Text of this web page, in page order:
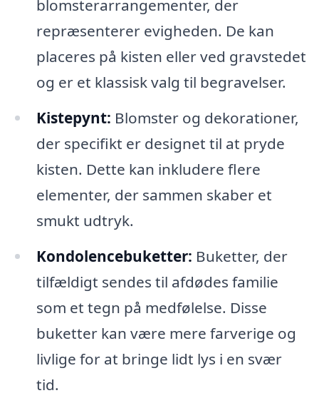
blomsterarrangementer, der
repræsenterer evigheden. De kan
placeres på kisten eller ved gravstedet
og er et klassisk valg til begravelser.
Kistepynt: Blomster og dekorationer,
der specifikt er designet til at pryde
kisten. Dette kan inkludere flere
elementer, der sammen skaber et
smukt udtryk.
Kondolencebuketter: Buketter, der
tilfældigt sendes til afdødes familie
som et tegn på medfølelse. Disse
buketter kan være mere farverige og
livlige for at bringe lidt lys i en svær
tid.